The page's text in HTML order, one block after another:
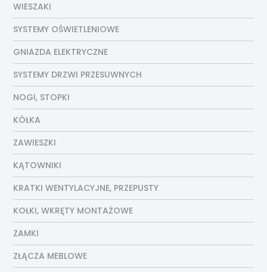
WIESZAKI
SYSTEMY OŚWIETLENIOWE
GNIAZDA ELEKTRYCZNE
SYSTEMY DRZWI PRZESUWNYCH
NOGI, STOPKI
KÓŁKA
ZAWIESZKI
KĄTOWNIKI
KRATKI WENTYLACYJNE, PRZEPUSTY
KOŁKI, WKRĘTY MONTAŻOWE
ZAMKI
ZŁĄCZA MEBLOWE